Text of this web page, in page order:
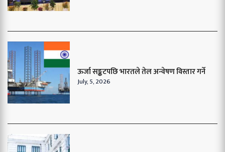
ऊर्जा सङ्कटपछि भारतले तेल अन्वेषण विस्तार गर्ने
July, 5, 2026